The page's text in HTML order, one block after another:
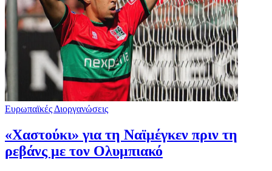
Ευρωπαϊκές Διοργανώσεις
«Χαστούκι» για τη Ναϊμέγκεν πριν τη
ρεβάνς με τον Ολυμπιακό